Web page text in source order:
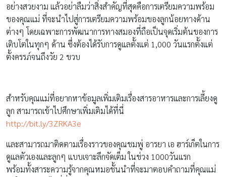
อย่างสวยงาม แล้วอย่าลืมว่าสิ่งสำคัญที่สุดคือการเตรียมความพร้อม
ของคุณแม่ ที่จะนำไปสู่การเตรียมความพร้อมของลูกน้อยทางด้าน
ต่างๆ โดยเฉพาะการพัฒนาการทางสมองที่ถือเป็นจุดเริ่มต้นของการ
เติบโตในทุกๆ ด้าน ซึ่งต้องได้รับการดูแลตั้งแต่ 1,000 วันแรกตั้งแต่
ตั้งครรภ์จนถึงวัย 2 ขวบ
สำหรับคุณแม่ที่อยากหาข้อมูลเพิ่มเติมเรื่องสารอาหารและการเลี้ยงดู
ลูก สามารถเข้าไปศึกษาเพิ่มเติมได้ที่นี่
http://bit.ly/3ZRKA3e
และสามารถมาติดตามเรื่องราวของคุณชมพู่ อารยา เอ ฮาร์เก็ตในการ
ดูแลตัวเองและลูกๆ แบบเจาะลึกจัดเต็ม ในช่วง 1000วันแรก
พร้อมทั้งสาระความรู้จากคุณหมอชั้นนำที่จะมาตอบคำถามที่คุณแม่